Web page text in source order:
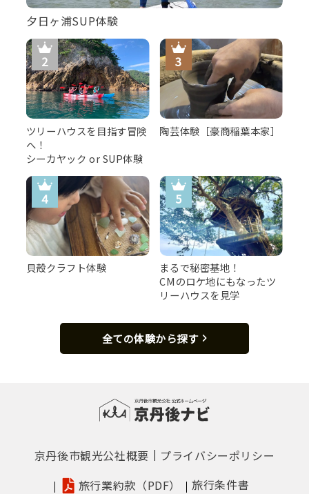
夕日ヶ浦SUP体験
ツリーハウスを目指す冒険
へ！
シーカヤック or SUP体験
陶芸体験［豪商稲葉本家］
貝殻クラフト体験
まるで秘密基地！
CMのロケ地にもなったツ
リーハウスを見学
全ての体験から探す
京丹後市観光公社概要
プライバシーポリシー
旅行業約款（PDF）
旅行条件書